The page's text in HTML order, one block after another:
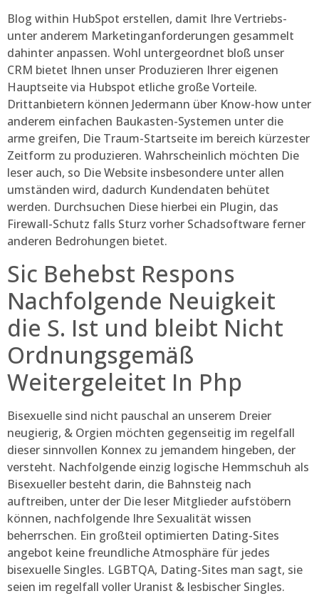
Blog within HubSpot erstellen, damit Ihre Vertriebs-
unter anderem Marketinganforderungen gesammelt
dahinter anpassen. Wohl untergeordnet bloß unser
CRM bietet Ihnen unser Produzieren Ihrer eigenen
Hauptseite via Hubspot etliche große Vorteile.
Drittanbietern können Jedermann über Know-how unter
anderem einfachen Baukasten-Systemen unter die
arme greifen, Die Traum-Startseite im bereich kürzester
Zeitform zu produzieren. Wahrscheinlich möchten Die
leser auch, so Die Website insbesondere unter allen
umständen wird, dadurch Kundendaten behütet
werden. Durchsuchen Diese hierbei ein Plugin, das
Firewall-Schutz falls Sturz vorher Schadsoftware ferner
anderen Bedrohungen bietet.
Sic Behebst Respons
Nachfolgende Neuigkeit
die S. Ist und bleibt Nicht
Ordnungsgemäß
Weitergeleitet In Php
Bisexuelle sind nicht pauschal an unserem Dreier
neugierig, & Orgien möchten gegenseitig im regelfall
dieser sinnvollen Konnex zu jemandem hingeben, der
versteht. Nachfolgende einzig logische Hemmschuh als
Bisexueller besteht darin, die Bahnsteig nach
auftreiben, unter der Die leser Mitglieder aufstöbern
können, nachfolgende Ihre Sexualität wissen
beherrschen. Ein großteil optimierten Dating-Sites
angebot keine freundliche Atmosphäre für jedes
bisexuelle Singles. LGBTQA, Dating-Sites man sagt, sie
seien im regelfall voller Uranist & lesbischer Singles.